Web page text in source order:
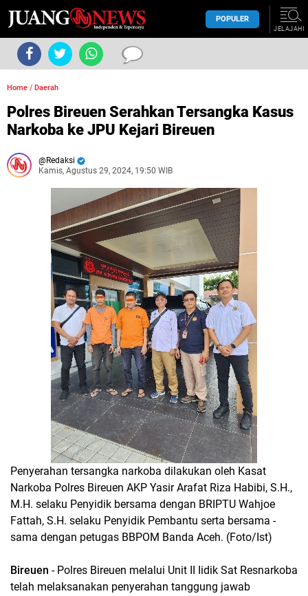
POPULER
JELAJAHI
Home / Daerah
Polres Bireuen Serahkan Tersangka Kasus
Narkoba ke JPU Kejari Bireuen
Redaksi
Kamis, Agustus 29, 2024, 19:50 WIB
Penyerahan tersangka narkoba dilakukan oleh Kasat
Narkoba Polres Bireuen AKP Yasir Arafat Riza Habibi, S.H.,
M.H. selaku Penyidik bersama dengan BRIPTU Wahjoe
Fattah, S.H. selaku Penyidik Pembantu serta bersama -
sama dengan petugas BBPOM Banda Aceh. (Foto/Ist)
Bireuen - Polres Bireuen melalui Unit II Iidik Sat Resnarkoba
telah melaksanakan penyerahan tanggung jawab